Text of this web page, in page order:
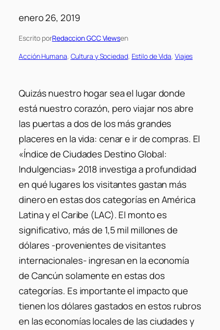
enero 26, 2019
Escrito porRedaccion GCC Viewsen
Acción Humana, Cultura y Sociedad, Estilo de Vida, Viajes
Quizás nuestro hogar sea el lugar donde
está nuestro corazón, pero viajar nos abre
las puertas a dos de los más grandes
placeres en la vida: cenar e ir de compras. El
«Índice de Ciudades Destino Global:
Indulgencias» 2018 investiga a profundidad
en qué lugares los visitantes gastan más
dinero en estas dos categorías en América
Latina y el Caribe (LAC). El monto es
significativo, más de 1,5 mil millones de
dólares -provenientes de visitantes
internacionales- ingresan en la economía
de Cancún solamente en estas dos
categorías. Es importante el impacto que
tienen los dólares gastados en estos rubros
en las economías locales de las ciudades y